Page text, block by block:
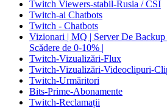
Twitch Viewers-stabil-Rusia / CSI
Twitch-ai Chatbots
Twitch - Chatbots
Vizionari | MQ | Server De Backup
Scădere de 0-10% |
Twitch-Vizualizări-Flux
Twitch-Vizualizări-Videoclipuri-
Twitch-Urmăritori
Bits-Prime-Abonamente
Twitch-Reclamații